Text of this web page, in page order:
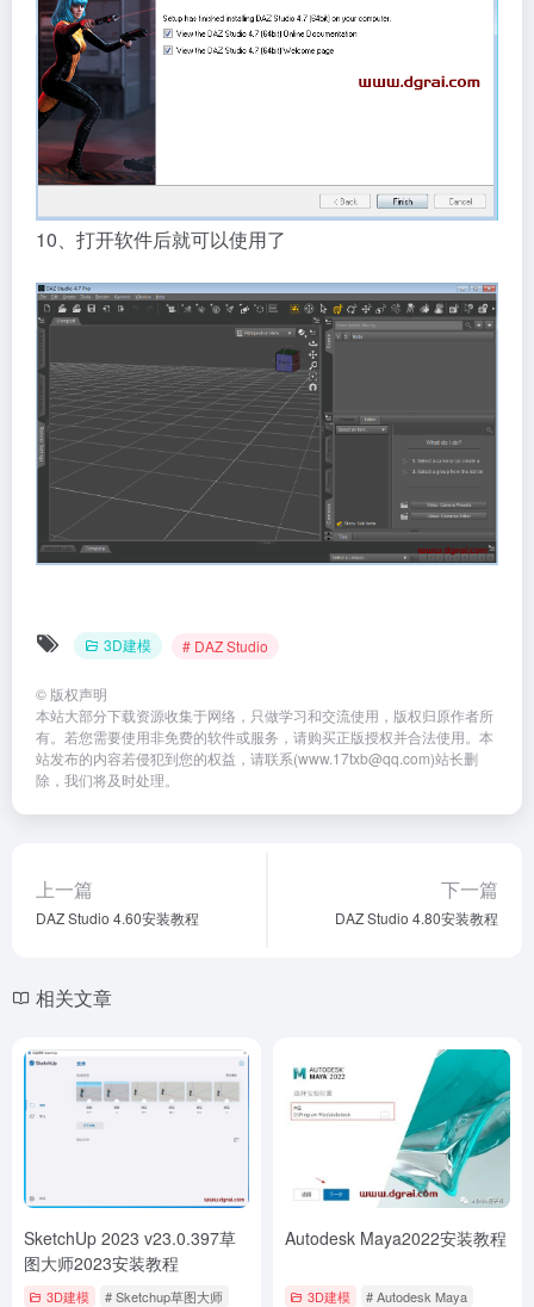
10、打开软件后就可以使用了
3D建模 # DAZ Studio
© 版权声明
本站大部分下载资源收集于网络，只做学习和交流使用，版权归原作者所
有。若您需要使用非免费的软件或服务，请购买正版授权并合法使用。本
站发布的内容若侵犯到您的权益，请联系(www.17txb@qq.com)站长删
除，我们将及时处理。
上一篇
DAZ Studio 4.60安装教程
下一篇
DAZ Studio 4.80安装教程
相关文章
SketchUp 2023 v23.0.397草
图大师2023安装教程
3D建模 # Sketchup草图大师
Autodesk Maya2022安装教程
3D建模 # Autodesk Maya